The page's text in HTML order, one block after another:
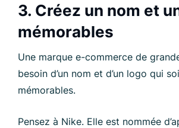
3. Créez un nom et
mémorables
Une marque e-commerce de
besoin d’un nom et d’un logo qui
mémorables.
Pensez à Nike. Elle est nommée